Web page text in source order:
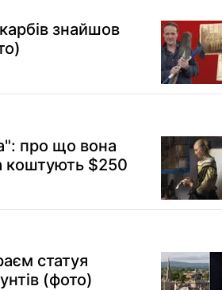
знайшов
про що вона
коштують $250
статуя
(фото)